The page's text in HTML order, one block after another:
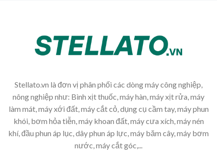
Stellato.vn là đơn vị phân phối các dòng máy công nghiệp,
nông nghiệp như: Bình xịt thuốc, máy hàn, máy xịt rửa, máy
làm mát, máy xới đất, máy cắt cỏ, dụng cụ cầm tay, máy phun
khói, bơm hỏa tiễn, máy khoan đất, máy cưa xích, máy nén
khí, đầu phun áp lục, dây phun áp lực, máy băm cây, máy bơm
nước, máy cắt góc,...